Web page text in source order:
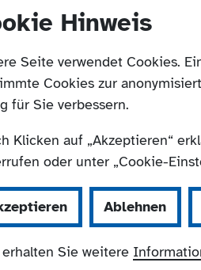
Hinweis
Seite verwendet Cookies.
Cookies zur
für Sie verbessern.
Klicken auf „Akzeptieren“
oder unter „Cookie-
Ablehnen
Sie weitere